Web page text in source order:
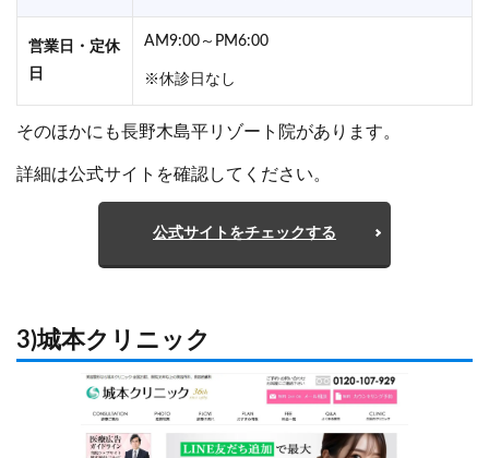
営業日・定休
日
AM9:00～PM6:00
※休診日なし
そのほかにも長野木島平リゾート院があります。
詳細は公式サイトを確認してください。
公式サイトをチェックする
3)城本クリニック